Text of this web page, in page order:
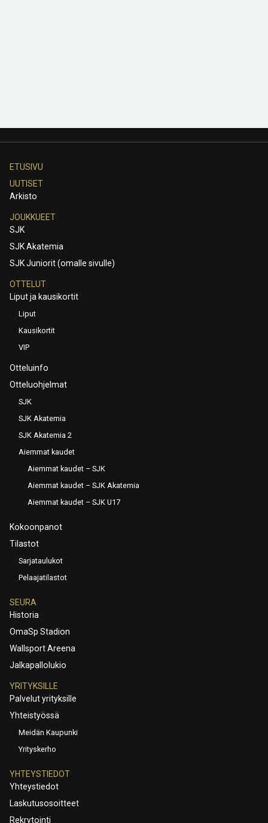
ETUSIVU
UUTISET
Arkisto
JOUKKUEET
SJK
SJK Akatemia
SJK Juniorit (omalle sivulle)
OTTELUT
Liput ja kausikortit
Liput
Kausikortit
VIP
Otteluinfo
Otteluohjelmat
SJK
SJK Akatemia
SJK Akatemia 2
Aiemmat kaudet
Aiemmat kaudet – SJK
Aiemmat kaudet – SJK Akatemia
Aiemmat kaudet – SJK U17
Kokoonpanot
Tilastot
Sarjataulukot
Pelaajatilastot
SEURA
Historia
OmaSp Stadion
Wallsport Areena
Jalkapallolukio
YRITYKSILLE
Palvelut yrityksille
Yhteistyössä
Meidän Kaupunki
Yrityskerho
YHTEYSTIEDOT
Yhteystiedot
Laskutusosoitteet
Rekrytointi